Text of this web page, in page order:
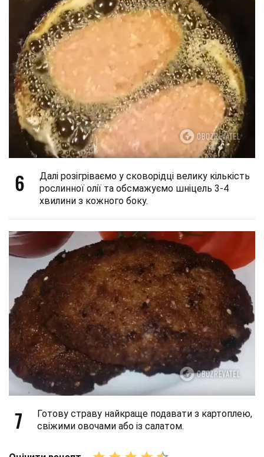
6
Далі розігріваємо у сковорідці велику кількість
рослинної олії та обсмажуємо шніцель 3-4
хвилини з кожного боку.
7
Готову страву найкраще подавати з картоплею,
свіжими овочами або із салатом.